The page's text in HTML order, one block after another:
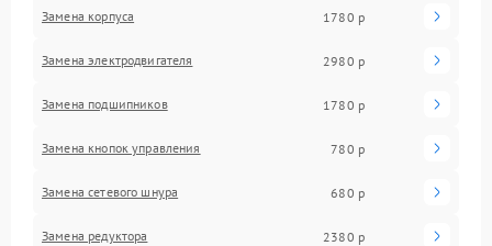
Замена корпуса 1780 р
Замена электродвигателя 2980 р
Замена подшипников 1780 р
Замена кнопок управления 780 р
Замена сетевого шнура 680 р
Замена редуктора 2380 р